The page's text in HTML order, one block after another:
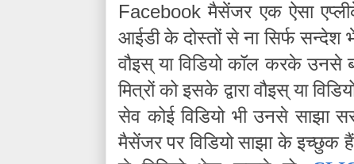
Facebook मैसेंजर एक ऐसा
आईडी के दोस्तों से ना सिर्फ
वौइस् या विडियो कॉल करके
मित्रों को इसके द्वारा वौइस् या
सेव कोई विडियो भी उनसे साझा
मैसेंजर पर विडियो साझा के इच्छुक